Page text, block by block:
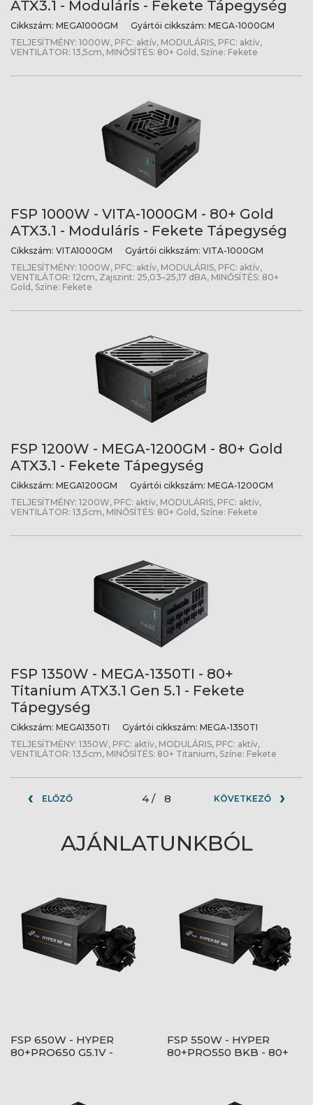
ATX3.1 - Moduláris - Fekete Tápegység
Cikkszám: MEGA1000GM Gyártói cikkszám: MEGA-1000GM
TELJESÍTMÉNY: 1000W, PFC: aktív, MODULÁRIS, PFC: aktív,
VENTILÁTOR: 13,5cm, MINŐSÍTÉS: 80+ Gold, Színe: Fekete
FSP 1000W - VITA-1000GM - 80+ Gold
ATX3.1 - Moduláris - Fekete Tápegység
Cikkszám: VITA1000GM Gyártói cikkszám: VITA-1000GM
TELJESÍTMÉNY: 1000W, PFC: aktív, MODULÁRIS, PFC: aktív,
VENTILÁTOR: 12cm, Zajszint: 25,03–25,17 dBA, MINŐSÍTÉS: 80+
Gold, Színe: Fekete
FSP 1200W - MEGA-1200GM - 80+ Gold
ATX3.1 - Fekete Tápegység
Cikkszám: MEGA1200GM Gyártói cikkszám: MEGA-1200GM
TELJESÍTMÉNY: 1200W, PFC: aktív, MODULÁRIS, PFC: aktív,
VENTILÁTOR: 13,5cm, MINŐSÍTÉS: 80+ Gold, Színe: Fekete
FSP 1350W - MEGA-1350TI - 80+
Titanium ATX3.1 Gen 5.1 - Fekete
Tápegység
Cikkszám: MEGA1350TI Gyártói cikkszám: MEGA-1350TI
TELJESÍTMÉNY: 1350W, PFC: aktív, MODULÁRIS, PFC: aktív,
VENTILÁTOR: 13,5cm, MINŐSÍTÉS: 80+ Titanium, Színe: Fekete
ELŐZŐ 4 / 8 KÖVETKEZŐ
AJÁNLATUNKBÓL
FSP 650W - HYPER
80+PRO650 G5.1V -
FSP 550W - HYPER
80+PRO550 BKB - 80+